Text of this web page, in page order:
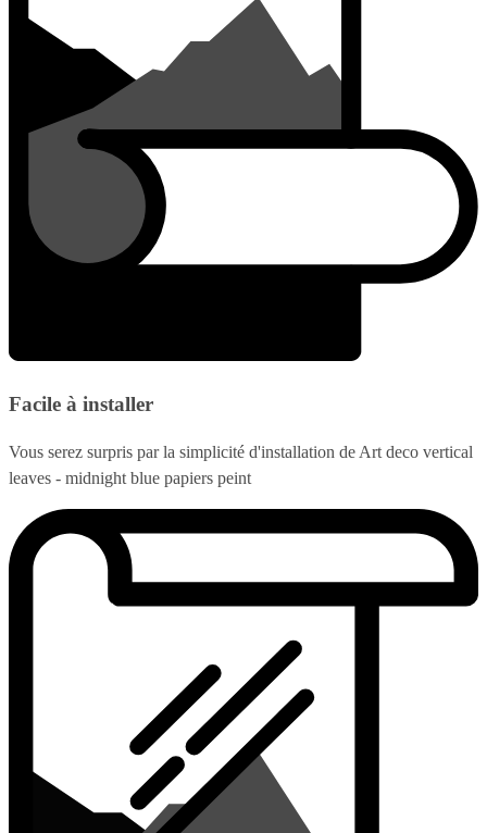
Facile à installer
Vous serez surpris par la simplicité d'installation de Art deco vertical
leaves - midnight blue papiers peint